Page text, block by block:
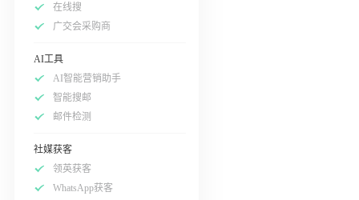
在线搜
广交会采购商
AI工具
AI智能营销助手
智能搜邮
邮件检测
社媒获客
领英获客
WhatsApp获客